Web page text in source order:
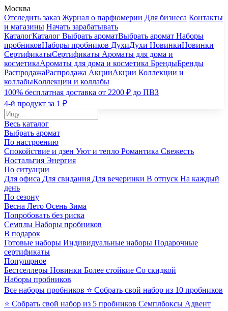
Москва
Отследить заказ Журнал о парфюмерии Для бизнеса Контакты
и магазины Начать зарабатывать
КаталогКаталог Выбрать ароматВыбрать аромат Наборы
пробниковНаборы пробников ДухиДухи НовинкиНовинки
СертификатыСертификаты Ароматы для дома и
косметикаАроматы для дома и косметика БрендыБренды
РаспродажаРаспродажа АкцииАкции Коллекции и
коллабыКоллекции и коллабы
100% бесплатная доставка от 2200 ₽ до ПВЗ
4-й продукт за 1 ₽
Весь каталог
Выбрать аромат
По настроению
Спокойствие и дзен Уют и тепло Романтика Свежесть
Ностальгия Энергия
По ситуации
Для офиса Для свидания Для вечеринки В отпуск На каждый
день
По сезону
Весна Лето Осень Зима
Попробовать без риска
Семплы Наборы пробников
В подарок
Готовые наборы Индивидуальные наборы Подарочные
сертификаты
Популярное
Бестселлеры Новинки Более стойкие Со скидкой
Наборы пробников
Все наборы пробников ⭐ Собрать свой набор из 10 пробников
⭐ Собрать свой набор из 5 пробников Семплбоксы Адвент